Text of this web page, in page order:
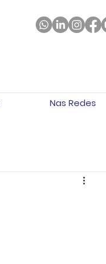
Nas Redes